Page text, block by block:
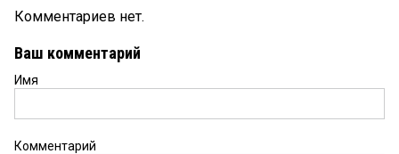
Комментариев нет.
Ваш комментарий
Имя
Комментарий